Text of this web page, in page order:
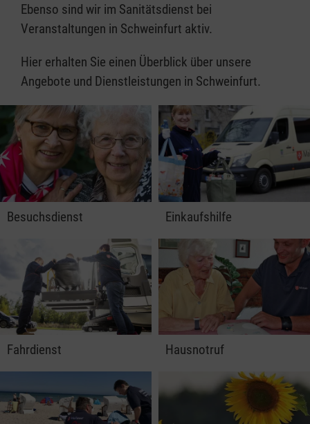
Ebenso sind wir im Sanitätsdienst bei
Veranstaltungen in Schweinfurt aktiv.
Hier erhalten Sie einen Überblick über unsere
Angebote und Dienstleistungen in Schweinfurt.
Besuchsdienst Einkaufshilfe
Fahrdienst Hausnotruf